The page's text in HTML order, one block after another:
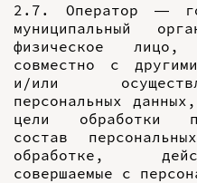
2.7. Оператор —
муниципальный
физическое лицо,
совместно с
и/или
персональных
цели обработки
состав
обработке,
совершаемые с